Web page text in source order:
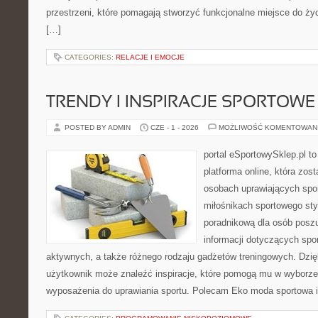
przestrzeni, które pomagają stworzyć funkcjonalne miejsce do
[…]
CATEGORIES: RELACJE I EMOCJE
TRENDY I INSPIRACJE SPORTOWE
POSTED BY ADMIN CZE - 1 - 2026 MOŻLIWOŚĆ
portal eSportowySklep.pl
platforma online, która
osobach uprawiających
miłośnikach sportowego
poradnikową dla osób
informacji dotyczących
aktywnych, a także różnego rodzaju gadżetów treningowych.
użytkownik może znaleźć inspiracje, które pomogą mu w
wyposażenia do uprawiania sportu. Polecam Eko moda